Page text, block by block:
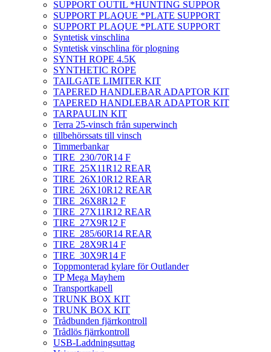
SUPPORT OUTIL *HUNTING SUPPOR
SUPPORT PLAQUE *PLATE SUPPORT
SUPPORT PLAQUE *PLATE SUPPORT
Syntetisk vinschlina
Syntetisk vinschlina för plogning
SYNTH ROPE 4.5K
SYNTHETIC ROPE
TAILGATE LIMITER KIT
TAPERED HANDLEBAR ADAPTOR KIT
TAPERED HANDLEBAR ADAPTOR KIT
TARPAULIN KIT
Terra 25-vinsch från superwinch
tillbehörssats till vinsch
Timmerbankar
TIRE_230/70R14 F
TIRE_25X11R12 REAR
TIRE_26X10R12 REAR
TIRE_26X10R12 REAR
TIRE_26X8R12 F
TIRE_27X11R12 REAR
TIRE_27X9R12 F
TIRE_285/60R14 REAR
TIRE_28X9R14 F
TIRE_30X9R14 F
Toppmonterad kylare för Outlander
TP Mega Mayhem
Transportkapell
TRUNK BOX KIT
TRUNK BOX KIT
Trådbunden fjärrkontroll
Trådlös fjärrkontroll
USB-Laddningsuttag